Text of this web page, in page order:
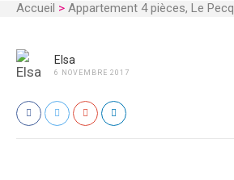
Accueil > Appartement 4 pièces, Le Pecq
Elsa
6 NOVEMBRE 2017